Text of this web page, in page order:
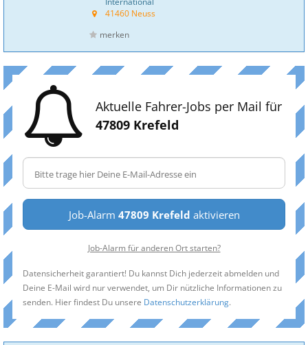
41460 Neuss
merken
Aktuelle Fahrer-Jobs per Mail für
47809 Krefeld
Job-Alarm 47809 Krefeld aktivieren
Job-Alarm für anderen Ort starten?
Datensicherheit garantiert! Du kannst Dich jederzeit abmelden und
Deine E-Mail wird nur verwendet, um Dir nützliche Informationen zu
senden. Hier findest Du unsere Datenschutzerklärung.